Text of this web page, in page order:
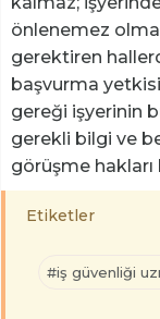
önlenemez
gerektiren
başvurma
gereği işyerinin
gerekli bilgi ve
görüşme
Etiketler
#iş güvenliği